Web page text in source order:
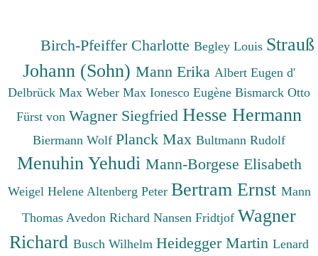
Birch-Pfeiffer CharlotteBegley Louis Strauß
Johann (Sohn) Mann Erika Albert Eugen d'
Delbrück Max Weber Max Ionesco Eugène Bismarck Otto
Fürst von Wagner Siegfried Hesse Hermann
Biermann Wolf Planck Max Bultmann Rudolf
Menuhin Yehudi Mann-Borgese Elisabeth
Weigel Helene Altenberg Peter Bertram Ernst Mann
Thomas Avedon Richard Nansen Fridtjof Wagner
Richard Busch Wilhelm Heidegger Martin Lenard